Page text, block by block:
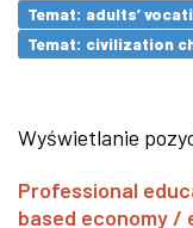
Temat: adults’
Temat: civilization
Wyświetlanie
Professional
based economy /